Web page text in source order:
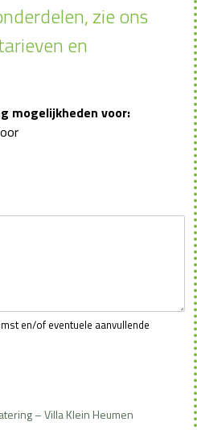
zie ons
en
mogelijkheden voor:
en/of eventuele aanvullende
– Villa Klein Heumen